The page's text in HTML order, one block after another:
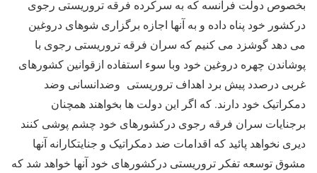
بخصوص دولت فرانسه که به سرکرده فرقه تروریستی رجوی
درکشور خود پناه داده و به آنها اجازه برگزاری شوهای دروغین
می دهد گوشزد می کنیم که سران فرقه تروریستی رجوی با
پوشاندن چهره دروغین خود وبا سوء استفاده ازقوانین کشورهای
غربی درصدد پیش برد اهداف تروریستی وضدانسانی وضد
دمکراتیک خود دارند. که اگر این دولت ها بخواهند همچنان
برجنایات سران فرقه رجوی درکشورهای خود چشم پوشی کنند
دیری نخواهد پائید که اقدامات ضد دمکراتیک و جنایتکارانه آنها
مشوق توسعه تفکر تروریستی درکشورهای خود آنها خواهد شد که